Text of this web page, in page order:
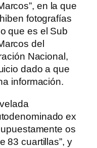
en la que
fotografías
que es el Sub
del
Nacional,
dado a que
información.
ex
os
83 cuartillas”, y